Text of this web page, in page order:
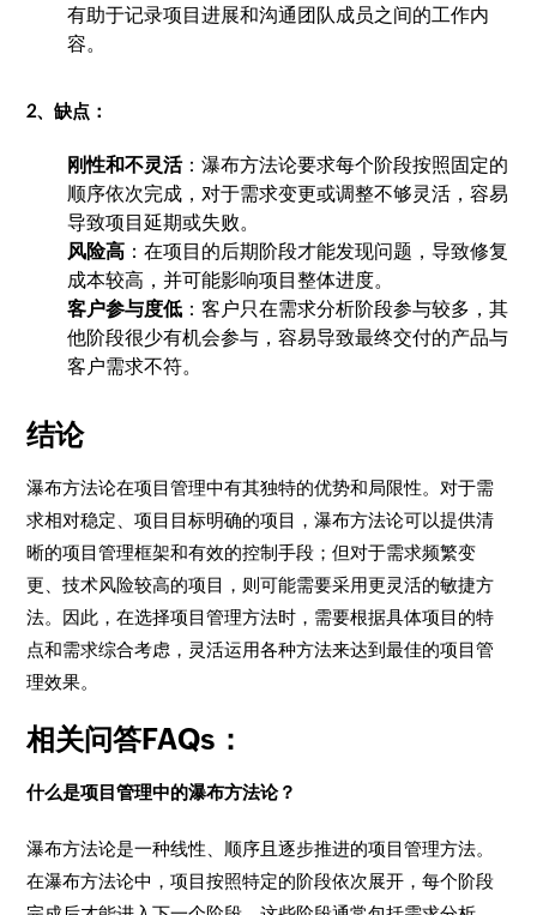
有助于记录项目进展和沟通团队成员之间的工作内
容。
2、缺点：
刚性和不灵活：瀑布方法论要求每个阶段按照固定的
顺序依次完成，对于需求变更或调整不够灵活，容易
导致项目延期或失败。
风险高 ：在项目的后期阶段才能发现问题，导致修复
成本较高，并可能影响项目整体进度。
客户参与度低 ：客户只在需求分析阶段参与较多，其
他阶段很少有机会参与，容易导致最终交付的产品与
客户需求不符。
结论
瀑布方法论在项目管理中有其独特的优势和局限性。对于需
求相对稳定、项目目标明确的项目，瀑布方法论可以提供清
晰的项目管理框架和有效的控制手段；但对于需求频繁变
更、技术风险较高的项目，则可能需要采用更灵活的敏捷方
法。因此，在选择项目管理方法时，需要根据具体项目的特
点和需求综合考虑，灵活运用各种方法来达到最佳的项目管
理效果。
相关问答FAQs：
什么是项目管理中的瀑布方法论？
瀑布方法论是一种线性、顺序且逐步推进的项目管理方法。
在瀑布方法论中，项目按照特定的阶段依次展开，每个阶段